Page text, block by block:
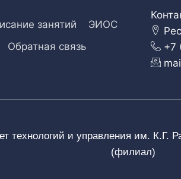
занятий
ЭИОС
Обратная связь
+7
технологий и управления им. К.Г.
(филиал)